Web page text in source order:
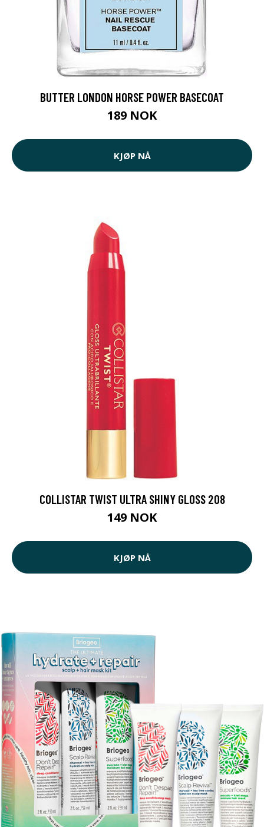
BUTTER LONDON HORSE POWER BASECOAT
189 NOK
KJØP NÅ
COLLISTAR TWIST ULTRA SHINY GLOSS 208
149 NOK
KJØP NÅ